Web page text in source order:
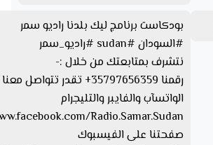
بودكاست برنامج ليك بلدنا راديو سمر
#السودان #sudan #راديو_سمر
نتشرف بمتابعتك من خلال :-
رقمنا 35797656359+ تقدر
الواتسآب والفايبر والتليجرام
Radio.Samar.Sudan
صفحتنا على الفيسبوك